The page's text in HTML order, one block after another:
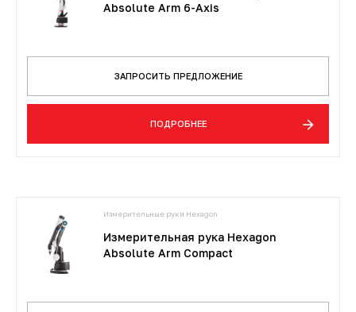
Absolute Arm 6-Axis
ЗАПРОСИТЬ ПРЕДЛОЖЕНИЕ
ПОДРОБНЕЕ
Измерительные руки Hexagon
Измерительная рука Hexagon
Absolute Arm Compact